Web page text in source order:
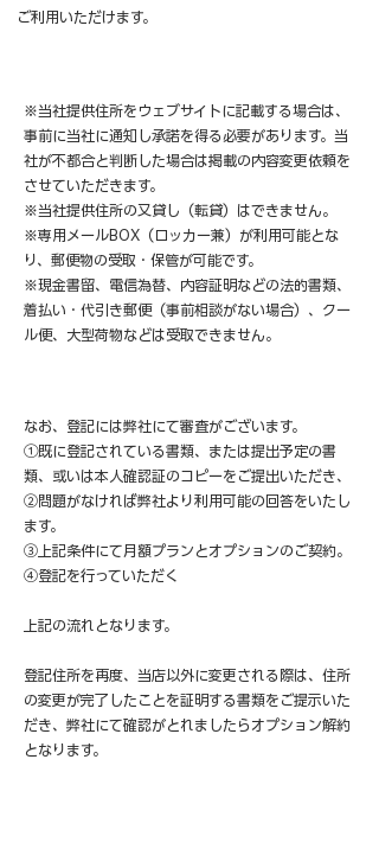
​ご利用いただけます。
※当社提供住所をウェブサイトに記載する場合は、
事前に当社に通知し承諾を得る必要があります。当
社が不都合と判断した場合は掲載の内容変更依頼を
させていただきます。
※当社提供住所の又貸し（転貸）はできません。
※専用メールBOX（ロッカー兼）が利用可能とな
り、郵便物の受取・保管が可能です。
※現金書留、電信為替、内容証明などの法的書類、
着払い・代引き郵便（事前相談がない場合）、クー
ル便、大型荷物などは受取できません。
なお、登記には弊社にて審査がございます。
①既に登記されている書類、または提出予定の書
類、或いは本人確認証のコピーをご提出いただき、
②問題がなければ弊社より利用可能の回答をいたし
ます。
③上記条件にて月額プランとオプションのご契約。
④登記を行っていただく
上記の流れとなります。
登記住所を再度、当店以外に変更される際は、住所
の変更が完了したことを証明する書類をご提示いた
だき、弊社にて確認がとれましたらオプション解約
となります。